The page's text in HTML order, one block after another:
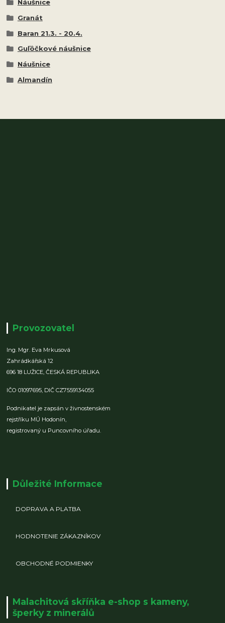
Náušnice
Granát
Baran 21.3. - 20.4.
Guľôčkové náušnice
Náušnice
Almandín
Provozovatel
Ing. Mgr. Eva Mrkusová
Zahrádkářská 12
696 18 LUŽICE,ČESKÁ REPUBLIKA
IČO 01097695, DIČ CZ7559134055
Podnikatel je zapsán v živnostenském
rejstříku MÚ Hodonín,
registrovaný u Puncovního úřadu.
Důležité Informace
DOPRAVA A PLATBA
HODNOTENIE ZÁKAZNÍKOV
OBCHODNÉ PODMIENKY
Malachitová skříňka e-shop s kameny,
šperky z minerálů